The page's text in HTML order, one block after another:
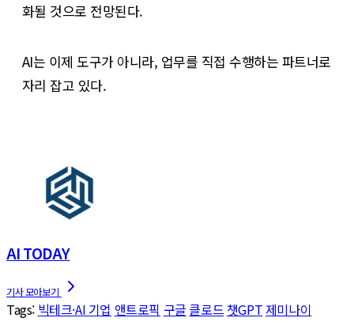
화될 것으로 전망된다.
AI는 이제 도구가 아니라, 업무를 직접 수행하는 파트너로
자리 잡고 있다.
AI TODAY
Tags: 빅테크·AI 기업 앤트로픽 구글 클로드 챗GPT제미나이